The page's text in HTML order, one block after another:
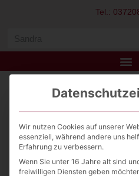
Tel.:
GW
View
Wir nutzen Cookies auf unserer
essenziell, während andere uns
Erfahrung zu verbessern.
Wenn Sie unter 16 Jahre alt sind
freiwilligen Diensten geben